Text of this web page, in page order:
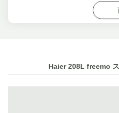
Haier 208L freemo